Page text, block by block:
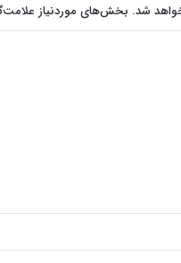
شد. بخش‌های موردنیاز